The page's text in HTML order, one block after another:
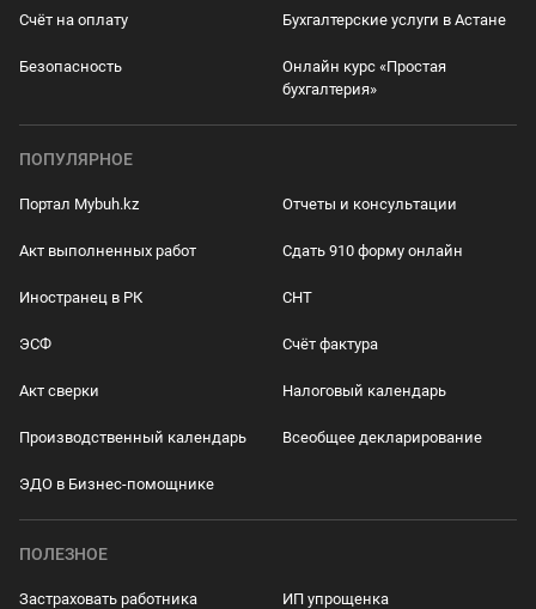
Счёт на оплату Бухгалтерские услуги в Астане
Безопасность
Онлайн курс «Простая
бухгалтерия»
ПОПУЛЯРНОЕ
Портал Mybuh.kz Отчеты и консультации
Акт выполненных работ Сдать 910 форму онлайн
Иностранец в РК СНТ
ЭСФ Счёт фактура
Акт сверки Налоговый календарь
Производственный календарь Всеобщее декларирование
ЭДО в Бизнес-помощнике
ПОЛЕЗНОЕ
Застраховать работника ИП упрощенка